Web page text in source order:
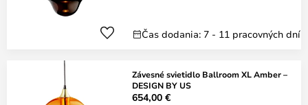
Čas dodania: 7 - 11 pracovných dní
Závesné svietidlo Ballroom XL Amber –
DESIGN BY US
654,00 €